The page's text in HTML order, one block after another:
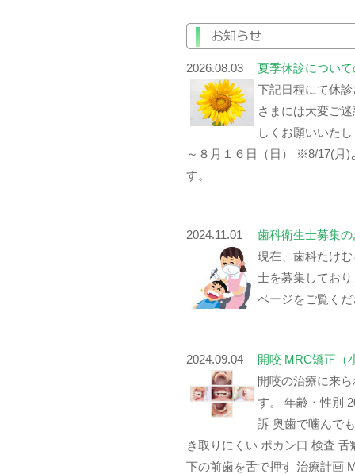
2026.08.03
夏季休診につい
下記日程にて休
さまには大変ご
しくお願いいた
～８月１６日（日） ※8/17(月)
す。
2024.11.01
歯科衛生士募集
現在、歯科たけ
士を募集してお
ページをご覧く
2024.09.04
開咬 MRC矯正（
開咬の治療に来
す。 年齢・性別
訴 奥歯で噛んで
き取りにくい ポカン口 検査
下の前歯を舌で押す 治療計画